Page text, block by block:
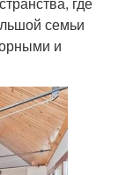
семьи
и